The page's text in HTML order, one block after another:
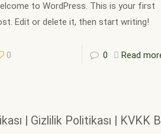
to WordPress. This is your first
Edit or delete it, then start writing!
0 0 Read
| Gizlilik Politikası | KVKK